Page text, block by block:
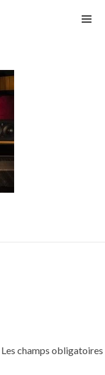
Les champs obligatoires